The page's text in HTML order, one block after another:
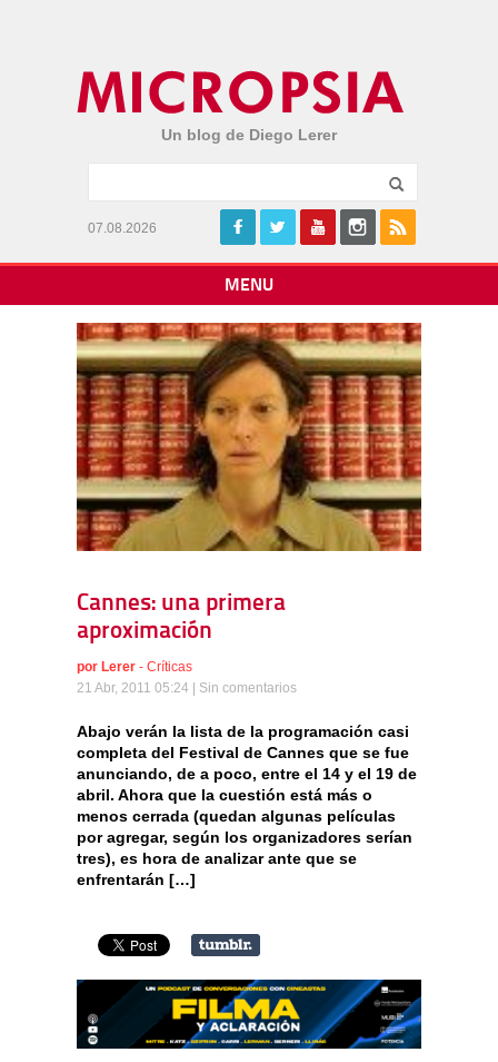
Un blog de Diego Lerer
07.08.2026
MENU
Cannes: una primera
aproximación
por Lerer - Críticas
21 Abr, 2011 05:24 | Sin comentarios
Abajo verán la lista de la programación casi
completa del Festival de Cannes que se fue
anunciando, de a poco, entre el 14 y el 19 de
abril. Ahora que la cuestión está más o
menos cerrada (quedan algunas películas
por agregar, según los organizadores serían
tres), es hora de analizar ante que se
enfrentarán […]